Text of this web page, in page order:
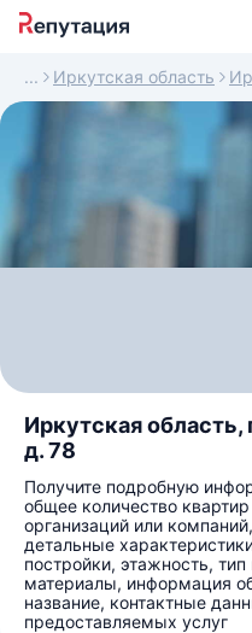
Иркутская область
Иркутская область,
д. 78
Получите подробную
общее количество
организаций или
детальные
постройки, этажность,
материалы, информация
название, контактные
предоставляемых услуг